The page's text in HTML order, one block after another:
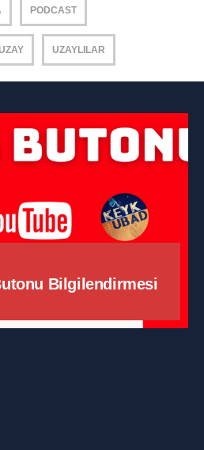
PODCAST
UZAYLILAR
Bilgilendirmesi